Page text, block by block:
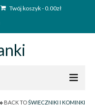
Twój koszyk-0.00zł
BACK TOŚWIECZNIKI I KOMINKI